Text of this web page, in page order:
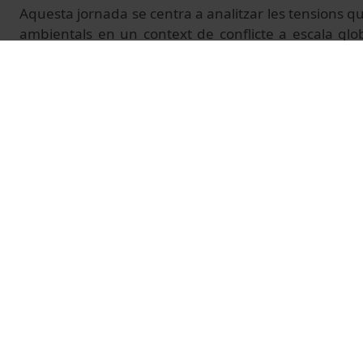
Aquesta jornada se centra a analitzar les tensions
ambientals en un context de conflicte a escala